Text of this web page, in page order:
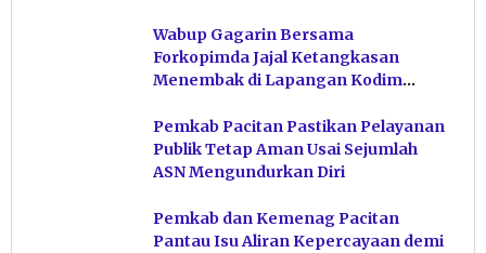
Wabup Gagarin Bersama
Forkopimda Jajal Ketangkasan
Menembak di Lapangan Kodim
Pemkab Pacitan Pastikan Pelayanan
Publik Tetap Aman Usai Sejumlah
ASN Mengundurkan Diri
Pemkab dan Kemenag Pacitan
Pantau Isu Aliran Kepercayaan demi